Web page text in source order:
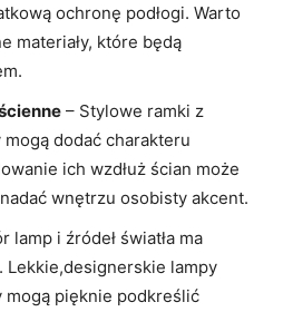
ochronę​ podłogi. ​Warto
materiały, które‌ będą
​– Stylowe ramki z
dodać charakteru
ich wzdłuż ścian może⁤
wnętrzu osobisty akcent.
lamp i źródeł światła ⁤ma⁣
Lekkie,designerskie lampy
pięknie podkreślić